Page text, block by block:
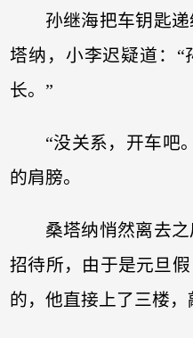
孙继海把车钥匙
塔纳，小李迟疑道：
长。”
“没关系，开车吧
的肩膀。
桑塔纳悄然离去
招待所，由于是元旦
的，他直接上了三楼，